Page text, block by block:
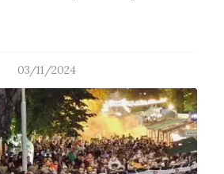
03/11/2024